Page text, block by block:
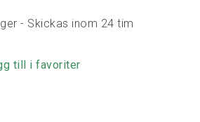
- Skickas inom 24 tim
till i favoriter